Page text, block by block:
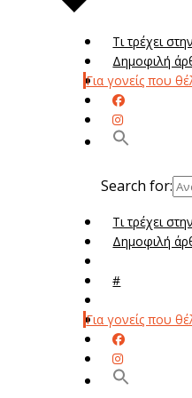
Τι τρέχει
Δημοφιλή
Για γονείς που
Search for:
Τι τρέχει
Δημοφιλή
#
Για γονείς που